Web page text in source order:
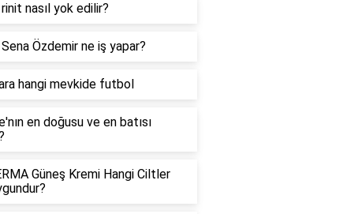
nasıl yok edilir?
Özdemir ne iş yapar?
hangi mevkide futbol
en doğusu ve en batısı
Güneş Kremi Hangi Ciltler